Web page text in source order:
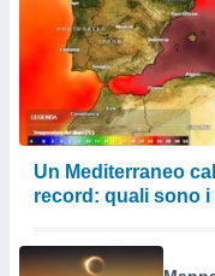
Un Mediterraneo
record: quali sono